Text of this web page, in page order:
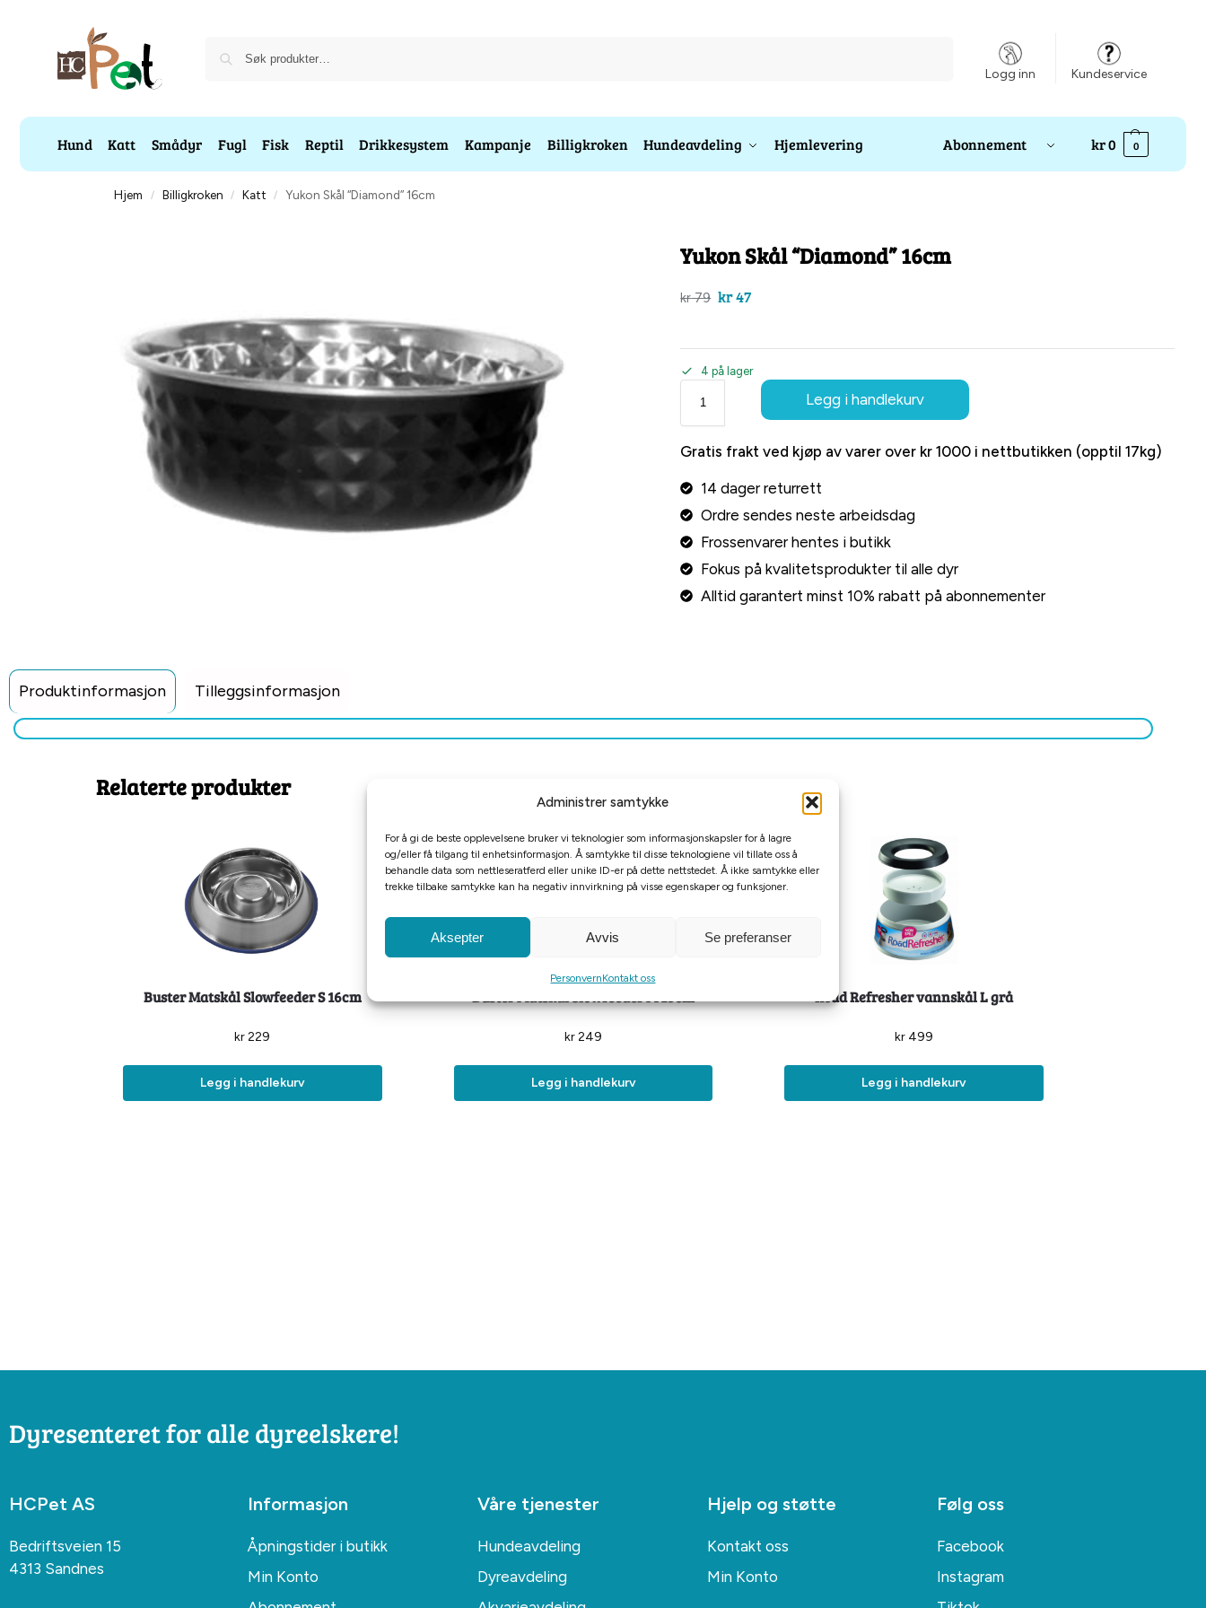
Administrer samtykke
For å gi de beste opplevelsene bruker vi teknologier som informasjonskapsler for å lagre
og/eller få tilgang til enhetsinformasjon. Å samtykke til disse teknologiene vil tillate oss å
behandle data som nettleseratferd eller unike ID-er på dette nettstedet. Å ikke samtykke eller
trekke tilbake samtykke kan ha negativ innvirkning på visse egenskaper og funksjoner.
Aksepter Avvis Se preferanser
PersonvernKontakt oss
Logg inn Kundeservice
Hund Katt Smådyr Fugl Fisk Reptil Drikkesystem Kampanje Billigkroken Hundeavdeling Hjemlevering Abonnement kr0 0
Hjem / Billigkroken / Katt / Yukon Skål “Diamond” 16cm
Yukon Skål “Diamond” 16cm
kr79 kr47
4 på lager
Legg i handlekurv
Gratis frakt ved kjøp av varer over kr 1000 i nettbutikken (opptil 17kg)
14 dager returrett
Ordre sendes neste arbeidsdag
Frossenvarer hentes i butikk
Fokus på kvalitetsprodukter til alle dyr
Alltid garantert minst 10% rabatt på abonnementer
Produktinformasjon Tilleggsinformasjon
Relaterte produkter
Buster Matskål Slowfeeder S 16cm
kr229
Legg i handlekurv
kr249
Legg i handlekurv
Road Refresher vannskål L grå
kr 499
Legg i handlekurv
Dyresenteret for alle dyreelskere!
HCPet AS
Bedriftsveien 15
4313 Sandnes
Informasjon
Åpningstider i butikk
Min Konto
Våre tjenester
Hundeavdeling
Dyreavdeling
Hjelp og støtte
Kontakt oss
Min Konto
Følg oss
Facebook
Instagram